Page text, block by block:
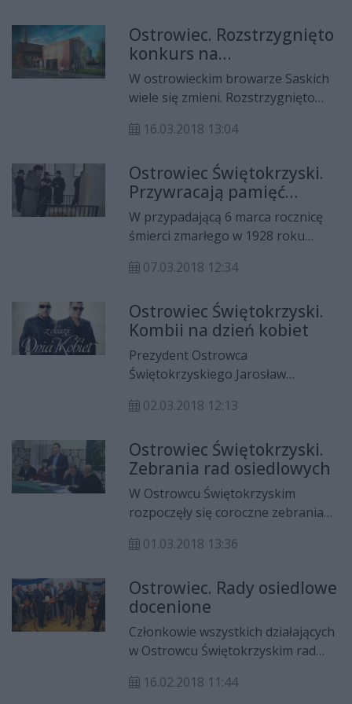
niego środków zapobiegawczych.
Za to przestępstwo grozi kara do
Ostrowiec. Rozstrzygnięto
konkurs na
zagospodarowanie
dziedzińca browaru
W ostrowieckim browarze Saskich
wiele się zmieni. Rozstrzygnięto
zagospodarowanie części
poprzez: wykonanie parkingów,
dróg dojazdowych oraz
odwodnienia i oświetlenia terenu,
urządzenie terenów zielonych i
możliwości rozłożenia sceny oraz
miejsca do ekspozycji rzeźb i
architektury oraz urządzeń
zabawowych dla dzieci, młodzieży
budynku i wykorzystanie go na
potrzeby aktywizacji mieszkańców i
rad osiedlowych z terenu
16.03.2018 13:04
Ostrowiec Świętokrzyski.
Przywracają pamięć
Cadykowi
W przypadającą 6 marca rocznicę
śmierci zmarłego w 1928 roku
przedwojennego rabina miasta i
uroczyste otwarcie Ohelu, czyli
kaplicy nagrobnej. Ohel znajduje się
na zlokalizowanym między ulicami
H. Sienkiewicza i A. Mickiewicza
cmentarzu żydowskim (Kirkucie).
07.03.2018 12:34
Ostrowiec Świętokrzyski.
Kombii na dzień kobiet
Prezydent Ostrowca
Świętokrzyskiego Jarosław
zaprasza na koncert zespołu
02.03.2018 12:13
Ostrowiec Świętokrzyski.
Zebrania rad osiedlowych
W Ostrowcu Świętokrzyskim
rozpoczęły się coroczne zebrania
Jako pierwsi w tym roku z władzami
przerwą mieszkańcy osiedla
Hutnicze. Natomiast w miniony
poniedziałek po feriach zebrania
zainaugurowali mieszkańcy „Złotej
Jesieni”. Za nami są też zebrania w
Radach Osiedli „Śródmieście” i
01.03.2018 13:36
Ostrowiec. Rady osiedlowe
docenione
Członkowie wszystkich działających
w Ostrowcu Świętokrzyskim rad
uroczystym podsumowaniu roku
16.02.2018 11:44